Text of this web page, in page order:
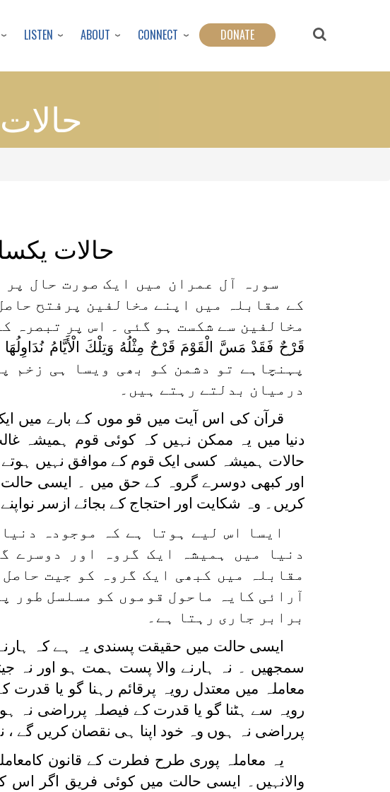
LISTEN ABOUT CONNECT DONATE
حالات
سورہ آل عمران میں ایک صورت حال پر
کے مقابلہ میں اپنے مخالفین پرفتح
مخالفین سے شکست ہو گئی ۔ اس پر تبصرہ
قَرْحٌ فَقَدْ مَسَّ الْقَوْمَ قَرْحٌ مِثْلُهُ وَتِلْكَ الْأَيَّامُ نُدَاوِلُهَا
پہنچاہے تو دشمن کو بھی ویسا ہی زخم
درمیان بدلتے رہتے ہیں۔
قرآن کی اس آیت میں قو موں کے بارے میں
دنیا میں یہ ممکن نہیں کہ کوئی قوم ہمیشہ
حالات ہمیشہ کسی ایک قوم کے موافق نہیں
اور کبھی دوسرے گروہ کے حق میں ۔ ایسی حالت
کریں۔ وہ شکایت اور احتجاج کے بجائے ازسر
ایسا اس لیے ہوتا ہے کہ موجودہ
دنیا میں ہمیشہ ایک گروہ اور دوسرے
مقابلہ میں کبھی ایک گروہ کو جیت
آرائی کایہ ماحول قوموں کو مسلسل طور
برابر جاری رہتا ہے۔
ایسی حالت میں حقیقت پسندی یہ ہے کہ ہارنے
سمجھیں ۔ نہ ہارنے والا پست ہمت ہو اور نہ
معاملہ میں معتدل رویہ پرقائم رہنا گو یا
رویہ سے ہٹنا گو یا قدرت کے فیصلہ پرراضی نہ
پرراضی نہ ہوں وہ خود اپنا ہی نقصان کریں گے ،
یہ معاملہ پوری طرح فطرت کے قانون
والانہیں۔ ایسی حالت میں کوئی فریق اگر